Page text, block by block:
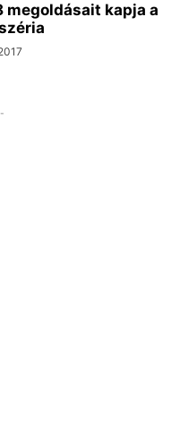
megoldásait kapja a